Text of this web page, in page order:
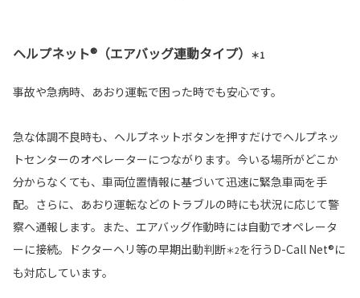
ヘルプネット®（エアバッグ連動タイプ） ＊1
事故や急病時、あおり運転で困った時でも安心です。
急な体調不良時も、ヘルプネットボタンを押すだけでヘルプネッ
トセンターのオペレーターにつながります。今いる場所がどこか
分からなくても、車両位置情報に基づいて迅速に緊急車両を手
配。さらに、あおり運転などのトラブルの時にも状況に応じて警
察へ通報します。また、エアバッグ作動時には自動でオペレータ
ーに接続。ドクターヘリ等の早期出動判断＊2を行うD-Call Net®に
も対応しています。